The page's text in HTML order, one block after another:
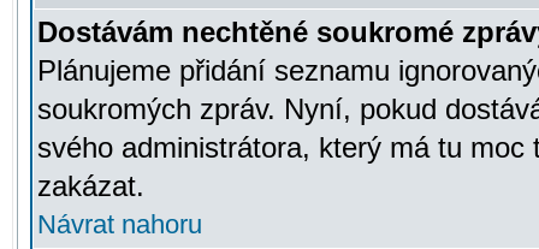
Dostávám nechtěné soukromé
Plánujeme přidání seznamu
soukromých zpráv. Nyní, pokud
svého administrátora, který má tu
zakázat.
Návrat nahoru